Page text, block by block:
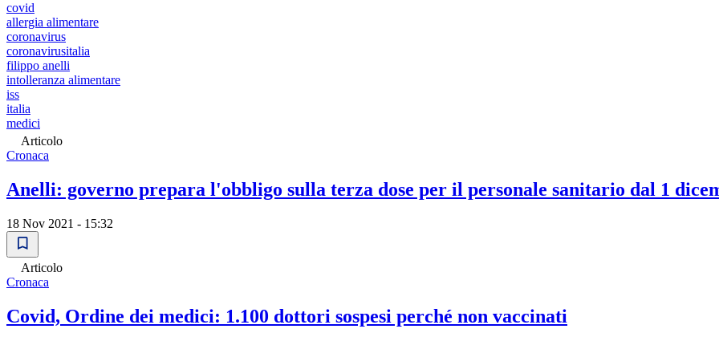
covid
allergia alimentare
coronavirus
coronavirusitalia
filippo anelli
intolleranza alimentare
iss
italia
medici
Articolo
Cronaca
Anelli: governo prepara l'obbligo sulla terza dose per il personale sanitario dal 1
18 Nov 2021 - 15:32
Articolo
Cronaca
Covid, Ordine dei medici: 1.100 dottori sospesi perché non vaccinati